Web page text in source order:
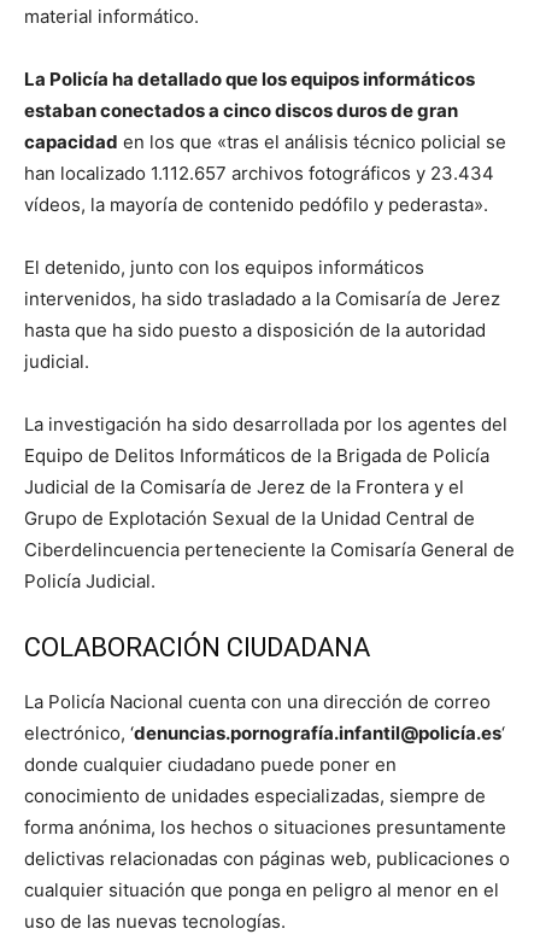
material informático.
La Policía ha detallado que los equipos informáticos
estaban conectados a cinco discos duros de gran
capacidad en los que «tras el análisis técnico policial se
han localizado 1.112.657 archivos fotográficos y 23.434
vídeos, la mayoría de contenido pedófilo y pederasta».
El detenido, junto con los equipos informáticos
intervenidos, ha sido trasladado a la Comisaría de Jerez
hasta que ha sido puesto a disposición de la autoridad
judicial.
La investigación ha sido desarrollada por los agentes del
Equipo de Delitos Informáticos de la Brigada de Policía
Judicial de la Comisaría de Jerez de la Frontera y el
Grupo de Explotación Sexual de la Unidad Central de
Ciberdelincuencia perteneciente la Comisaría General de
Policía Judicial.
COLABORACIÓN CIUDADANA
La Policía Nacional cuenta con una dirección de correo
electrónico, ‘denuncias.pornografía.infantil@policía.es‘
donde cualquier ciudadano puede poner en
conocimiento de unidades especializadas, siempre de
forma anónima, los hechos o situaciones presuntamente
delictivas relacionadas con páginas web, publicaciones o
cualquier situación que ponga en peligro al menor en el
uso de las nuevas tecnologías.